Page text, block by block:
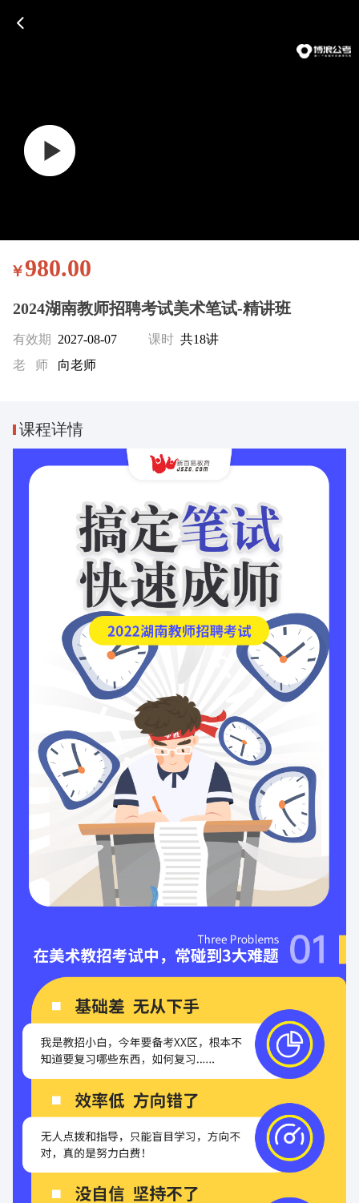
￥980.00
2024湖南教师招聘考试美术笔试-精讲班
有效期 2027-08-07 课时共18讲
老 师
向老师
课程详情